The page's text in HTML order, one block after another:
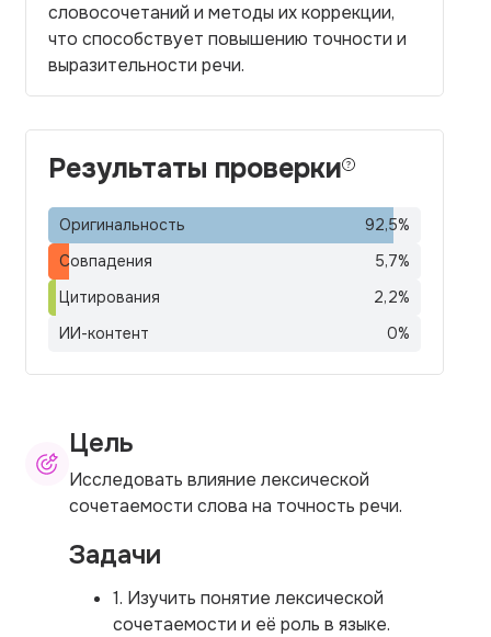
словосочетаний и методы их коррекции,
что способствует повышению точности и
выразительности речи.
Результаты проверки
Оригинальность 92,5%
Совпадения
5,7%
Цитирования
2,2%
ИИ-контент
0%
Цель
Исследовать влияние лексической
сочетаемости слова на точность речи.
Задачи
1. Изучить понятие лексической
сочетаемости и её роль в языке.